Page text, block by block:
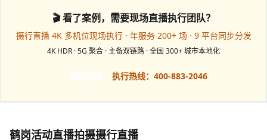
🎬 看了案例，需要现场直播执行团队？
摄行直播 4K 多机位现场执行 · 年服务 200+ 场 · 9 平台同步分发
4K HDR · 5G 聚合 · 主备双链路 · 全国 300+ 城市本地化
执行热线：400-883-2046
鹤岗活动直播拍摄摄行直播